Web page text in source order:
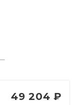
49 204 ₽